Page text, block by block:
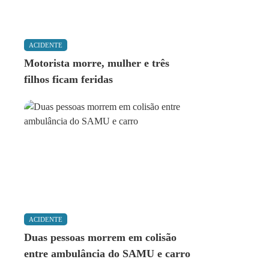
ACIDENTE
Motorista morre, mulher e três
filhos ficam feridas
ACIDENTE
Duas pessoas morrem em colisão
entre ambulância do SAMU e carro